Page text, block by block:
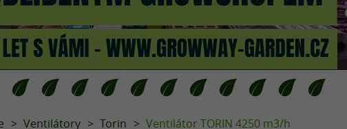
Ventilátory Torin Ventilátor TORIN 4250 m3/h